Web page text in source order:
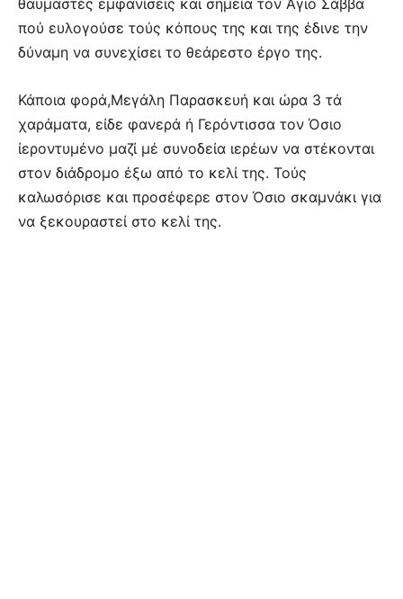
θαυμαστές εμφανίσεις και σημεία τον Άγιο Σάββα
πού ευλογούσε τούς κόπους της και της έδινε την
δύναμη να συνεχίσει το θεάρεστο έργο της.
Κάποια φορά,Μεγάλη Παρασκευή και ώρα 3 τά
χαράματα, είδε φανερά ή Γερόντισσα τον Όσιο
ίεροντυμένο μαζί μέ συνοδεία ιερέων να στέκονται
στον διάδρομο έξω από το κελί της. Τούς
καλωσόρισε και προσέφερε στον Όσιο σκαμνάκι για
να ξεκουραστεί στο κελί της.